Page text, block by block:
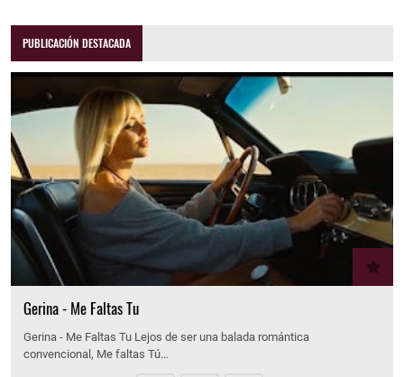
PUBLICACIÓN DESTACADA
Gerina - Me Faltas Tu
Gerina - Me Faltas Tu Lejos de ser una balada romántica
convencional, Me faltas Tú…